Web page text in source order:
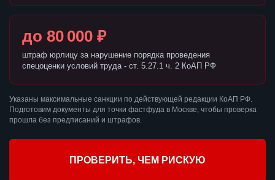
до 80 000 ₽
штраф юрлицу за нарушение порядка проведения
спецоценки условий труда - ст. 5.27.1 ч. 2 КоАП РФ
Указаны максимальные санкции по действующей редакции КоАП РФ.
Подготовим документы для точки фастфуда в Москве, чтобы проверка
прошла без предписаний и штрафов.
ПРОВЕРИТЬ, ЧЕМ РИСКУЮ